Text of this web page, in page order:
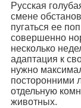
Русская
смене
пугаться ее
совершенно
несколько
адаптация к
нужно
посторонними
отдельную
животных.